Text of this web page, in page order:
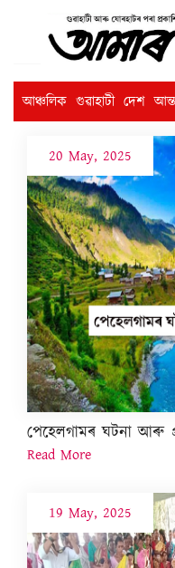
আঞ্চলিক গুৱাহাটী দেশ
20 May, 2025
পেহেলগামৰ ঘটনা আৰু
Read More
19 May, 2025